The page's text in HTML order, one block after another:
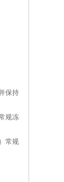
保持
规冻
常规